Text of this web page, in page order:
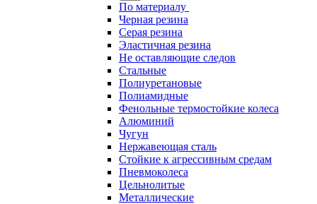
По материалу
Черная резина
Серая резина
Эластичная резина
Не оставляющие следов
Стальные
Полиуретановые
Полиамидные
Фенольные термостойкие колеса
Алюминий
Чугун
Нержавеющая сталь
Стойкие к агрессивным средам
Пневмоколеса
Цельнолитые
Металлические